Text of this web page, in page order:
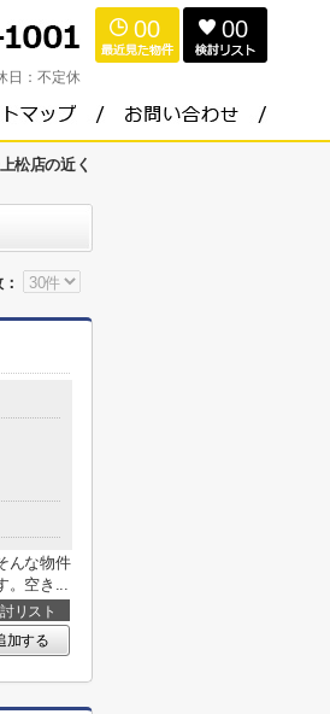
日： 不定休
00 00
松店の近く
んな物件
。空き...
リスト
加する